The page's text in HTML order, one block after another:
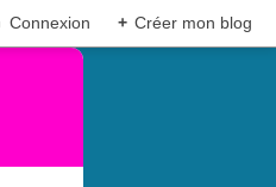
Connexion + Créer mon blog